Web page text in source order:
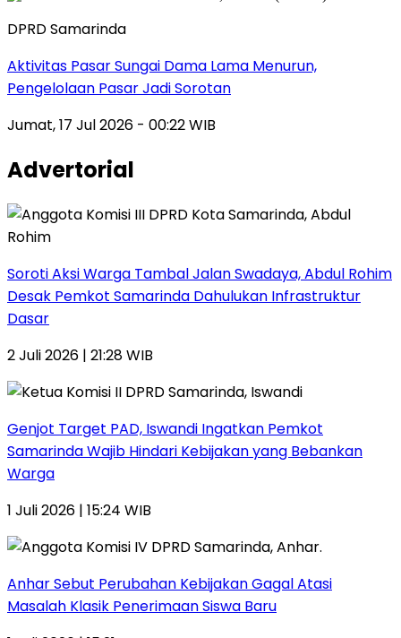
DPRD Samarinda
Aktivitas Pasar Sungai Dama Lama Menurun,
Pengelolaan Pasar Jadi Sorotan
Jumat, 17 Jul 2026 - 00:22 WIB
Advertorial
Soroti Aksi Warga Tambal Jalan Swadaya, Abdul Rohim
Desak Pemkot Samarinda Dahulukan Infrastruktur
Dasar
2 Juli 2026 | 21:28 WIB
Genjot Target PAD, Iswandi Ingatkan Pemkot
Samarinda Wajib Hindari Kebijakan yang Bebankan
Warga
1 Juli 2026 | 15:24 WIB
Anhar Sebut Perubahan Kebijakan Gagal Atasi
Masalah Klasik Penerimaan Siswa Baru